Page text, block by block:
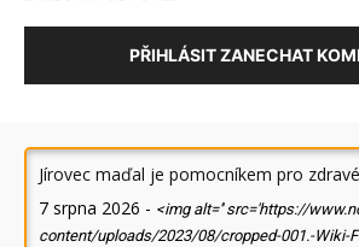
PŘIHLÁSIT ZANECHAT
Jírovec maďal je pomocníkem pro
7 srpna 2026 - <img alt='' src='https://
content/uploads/2023/08/cropped-001.-Wiki-